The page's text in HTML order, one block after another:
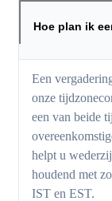
Hoe plan ik
Een
onze
een van beide
helpt u
houdend met
IST en EST.